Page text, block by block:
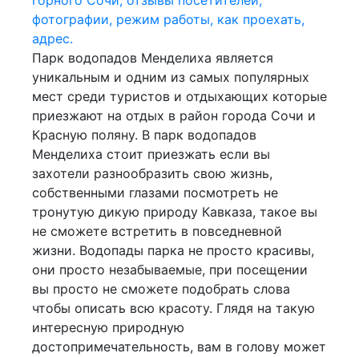
Парк водопадов Менделиха является
уникальным и одним из самых популярных
мест среди туристов и отдыхающих которые
приезжают на отдых в район города Сочи и
Красную поляну. В парк водопадов
Менделиха стоит приезжать если вы
захотели разнообразить свою жизнь,
собственными глазами посмотреть не
тронутую дикую природу Кавказа, такое вы
не сможете встретить в повседневной
жизни. Водопады парка не просто красивы,
они просто незабываемые, при посещении
вы просто не сможете подобрать слова
чтобы описать всю красоту. Глядя на такую
интересную природную
достопримечательность, вам в голову может